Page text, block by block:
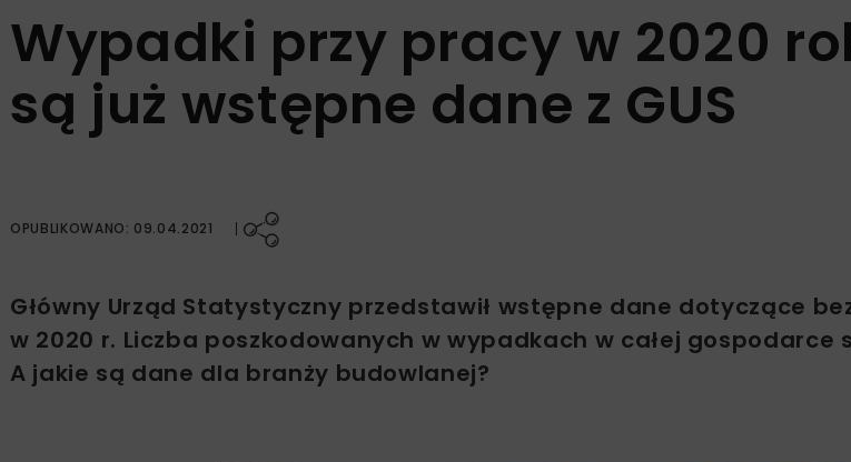
Wypadki przy pracy w 2020
są już wstępne dane z GUS
OPUBLIKOWANO: 09.04.2021
Główny Urząd Statystyczny przedstawił wstępne dane dotyczące
w 2020 r. Liczba poszkodowanych w wypadkach w całej gospodarce
A jakie są dane dla branży budowlanej?